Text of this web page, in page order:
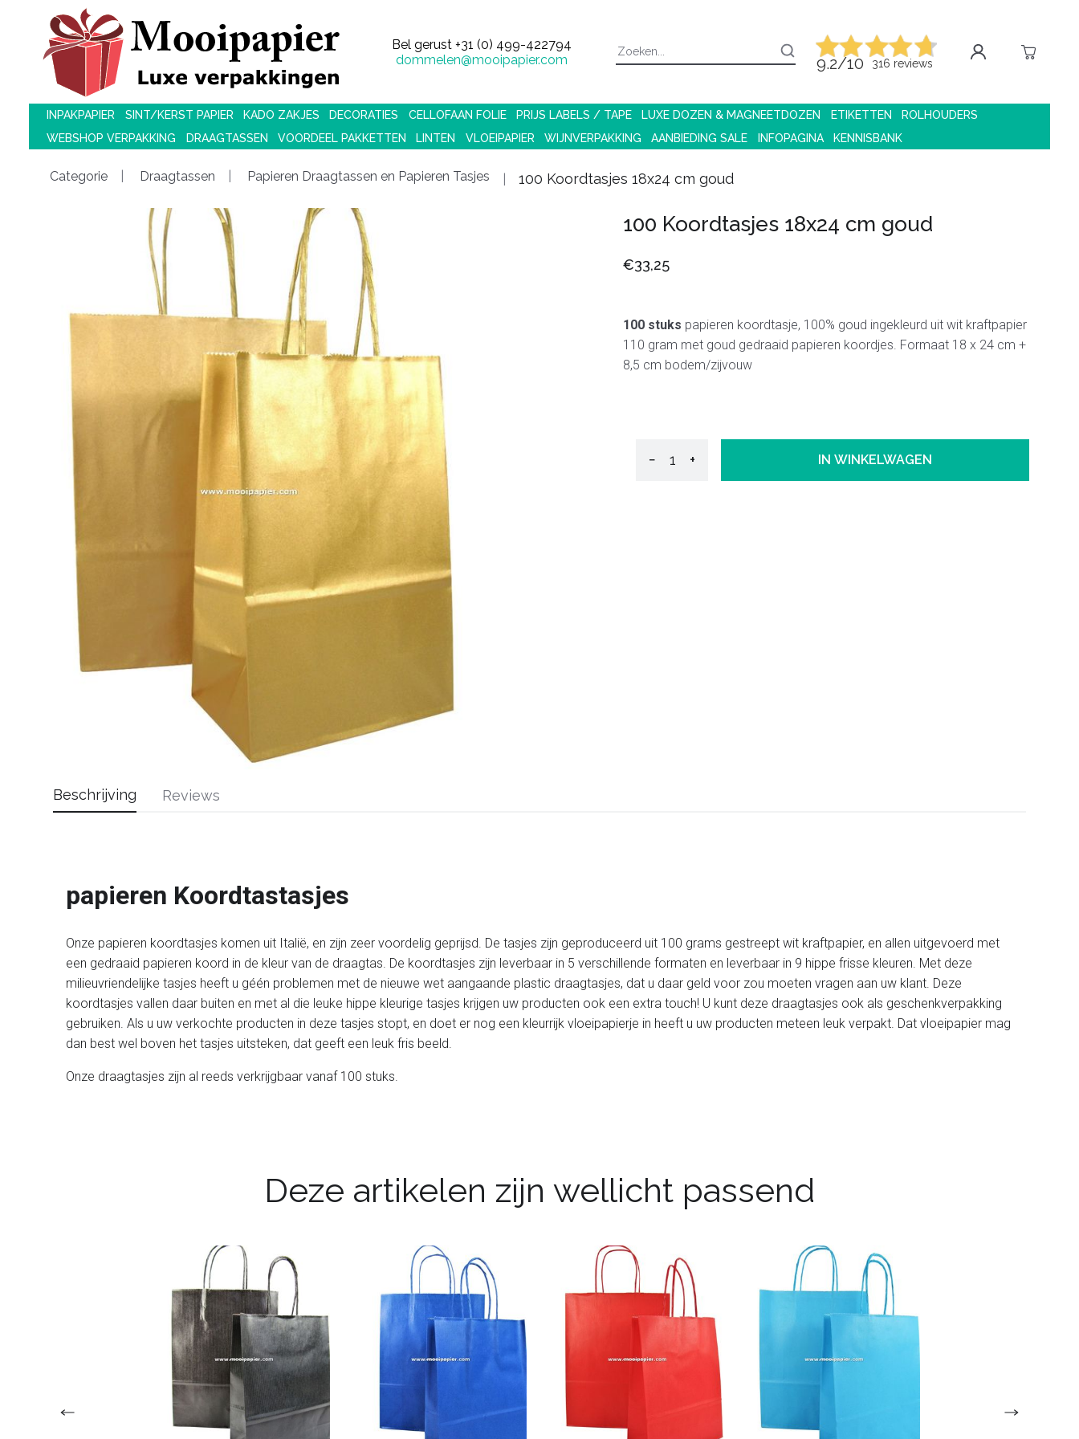
Bel gerust +31 (0) 499-422794
dommelen@mooipapier.com
9.2/10 316 reviews
INPAKPAPIER SINT/KERST PAPIER KADO ZAKJES DECORATIES CELLOFAAN FOLIE PRIJS LABELS / TAPE LUXE DOZEN & MAGNEETDOZEN ETIKETTEN
ROLHOUDERS
WEBSHOP VERPAKKING
DRAAGTASSEN VOORDEEL PAKKETTEN LINTEN VLOEIPAPIER WIJNVERPAKKING AANBIEDING SALE INFOPAGINA KENNISBANK
Categorie Draagtassen Papieren Draagtassen en Papieren Tasjes 100 Koordtasjes 18x24 cm goud
100 Koordtasjes 18x24 cm goud
€33,25
100 stuks papieren koordtasje, 100% goud ingekleurd uit wit kraftpapier
110 gram met goud gedraaid papieren koordjes. Formaat 18 x 24 cm +
8,5 cm bodem/zijvouw
− + IN WINKELWAGEN
Beschrijving
papieren Koordtastasjes
Onze papieren koordtasjes komen uit Italië, en zijn zeer voordelig geprijsd. De tasjes zijn geproduceerd uit 100 grams gestreept wit kraftpapier, en allen uitgevoerd met
een gedraaid papieren koord in de kleur van de draagtas. De koordtasjes zijn leverbaar in 5 verschillende formaten en leverbaar in 9 hippe frisse kleuren. Met deze
milieuvriendelijke tasjes heeft u géén problemen met de nieuwe wet aangaande plastic draagtasjes, dat u daar geld voor zou moeten vragen aan uw klant. Deze
koordtasjes vallen daar buiten en met al die leuke hippe kleurige tasjes krijgen uw producten ook een extra touch! U kunt deze draagtasjes ook als geschenkverpakking
gebruiken. Als u uw verkochte producten in deze tasjes stopt, en doet er nog een kleurrijk vloeipapierje in heeft u uw producten meteen leuk verpakt. Dat vloeipapier mag
dan best wel boven het tasjes uitsteken, dat geeft een leuk fris beeld.
Onze draagtasjes zijn al reeds verkrijgbaar vanaf 100 stuks.
Reviews
Deze artikelen zijn wellicht passend